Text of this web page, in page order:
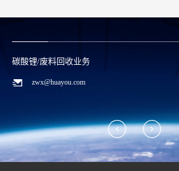
碳酸锂/废料回收业务
zwx@huayou.com